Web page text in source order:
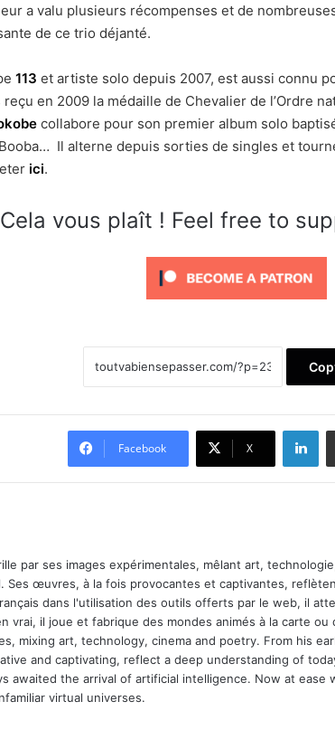
a valu plusieurs récompenses et de
de ce trio déjanté.
113 et artiste solo depuis 2007, est aussi connu
en 2009 la médaille de Chevalier de l’Ordre
collabore pour son premier album solo
Il alterne depuis sorties de singles et
ici.
Cela vous plaît ! Feel free to
Facebook X
par ses images expérimentales, mêlant art,
Ses œuvres, à la fois provocantes et captivantes,
dans l'utilisation des outils offerts par le web, il
vrai, il joue et fabrique des mondes animés à la carte
mixing art, technology, cinema and poetry. From his
and captivating, reflect a deep understanding of
awaited the arrival of artificial intelligence. Now at
virtual universes.